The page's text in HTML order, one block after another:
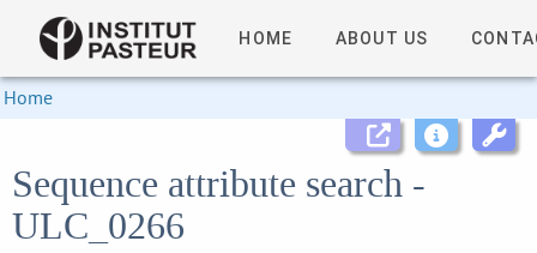
HOME ABOUT US
Home
Sequence attribute search -
ULC_0266